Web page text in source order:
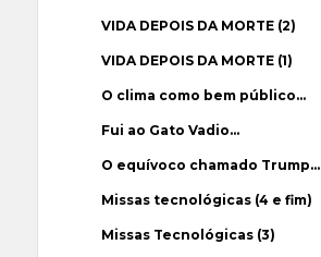
VIDA DEPOIS DA MORTE (2)
VIDA DEPOIS DA MORTE (1)
O clima como bem público…
Fui ao Gato Vadio…
O equívoco chamado Trump…
Missas tecnológicas (4 e fim)
Missas Tecnológicas (3)